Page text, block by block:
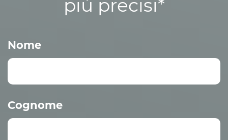
più precisi*
Nome
Cognome